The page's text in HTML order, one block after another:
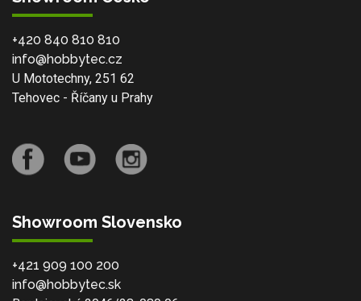
+420 840 810 810
info@hobbytec.cz
U Mototechny, 251 62
Tehovec - Říčany u Prahy
Showroom Slovensko
+421 909 100 200
info@hobbytec.sk